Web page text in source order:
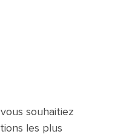
souhaitiez
les plus